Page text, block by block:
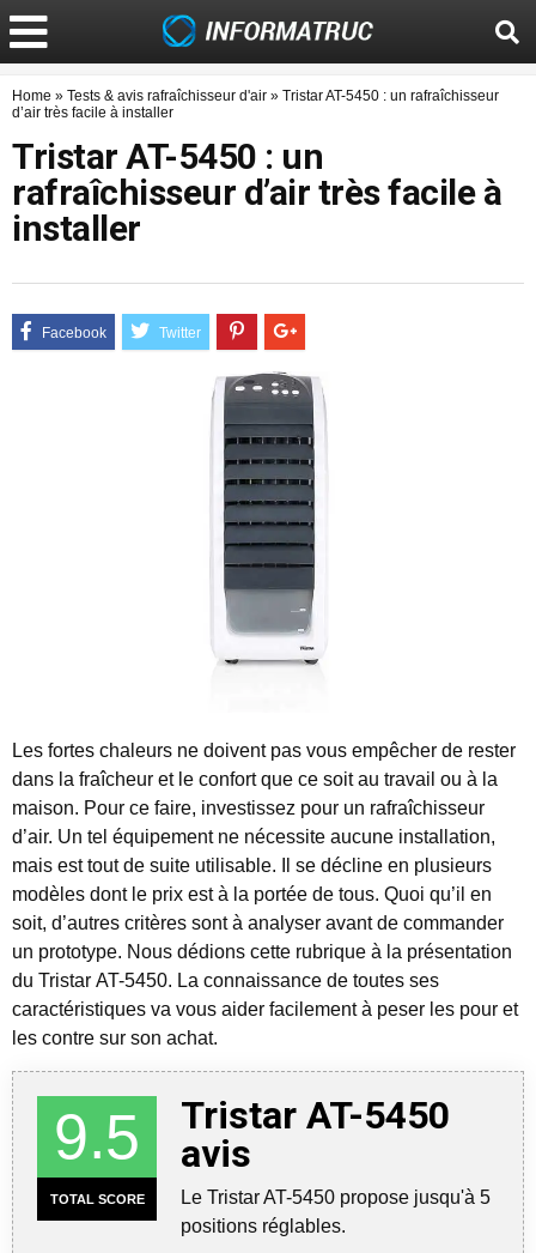
Home » Tests & avis rafraîchisseur d'air » Tristar AT-5450 : un rafraîchisseur
d’air très facile à installer
Tristar AT-5450 : un
rafraîchisseur d’air très facile à
installer
Les fortes chaleurs ne doivent pas vous empêcher de rester
dans la fraîcheur et le confort que ce soit au travail ou à la
maison. Pour ce faire, investissez pour un rafraîchisseur
d’air. Un tel équipement ne nécessite aucune installation,
mais est tout de suite utilisable. Il se décline en plusieurs
modèles dont le prix est à la portée de tous. Quoi qu’il en
soit, d’autres critères sont à analyser avant de commander
un prototype. Nous dédions cette rubrique à la présentation
du Tristar AT-5450. La connaissance de toutes ses
caractéristiques va vous aider facilement à peser les pour et
les contre sur son achat.
9.5
TOTAL SCORE
Tristar AT-5450
avis
Le Tristar AT-5450 propose jusqu'à 5
positions réglables.